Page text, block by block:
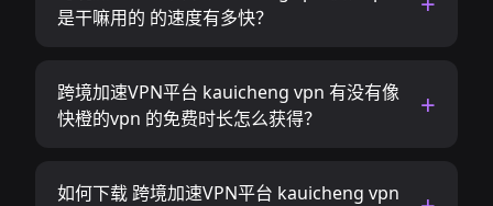
是干嘛用的 的速度有多快？
跨境加速VPN平台 kauicheng vpn 有没有像
快橙的vpn 的免费时长怎么获得？
如何下载 跨境加速VPN平台 kauicheng vpn